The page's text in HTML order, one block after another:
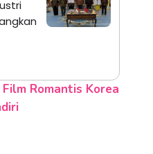
Romantis Korea